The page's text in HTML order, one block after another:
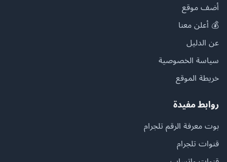
أضف موقع
💰 أعلن معنا
عن الدليل
سياسة الخصوصية
خريطة الموقع
روابط مفيدة
بوت معرفة الرقم تلجرام
قنوات تلجرام